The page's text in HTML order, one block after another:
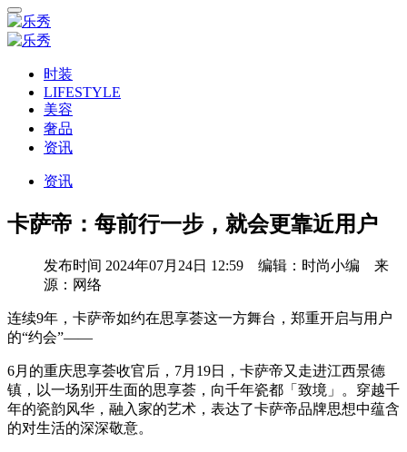
时装
LIFESTYLE
美容
奢品
资讯
资讯
卡萨帝：每前行一步，就会更靠近用户
发布时间 2024年07月24日 12:59 编辑：时尚小编 来
源：网络
连续9年，卡萨帝如约在思享荟这一方舞台，郑重开启与用户
的“约会”——
6月的重庆思享荟收官后，7月19日，卡萨帝又走进江西景德
镇，以一场别开生面的思享荟，向千年瓷都「致境」。穿越千
年的瓷韵风华，融入家的艺术，表达了卡萨帝品牌思想中蕴含
的对生活的深深敬意。